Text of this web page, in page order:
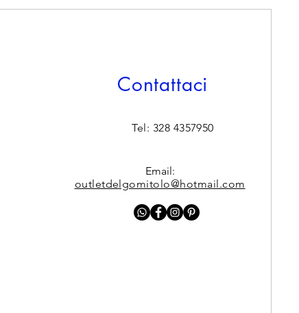
Contattaci
Tel: 328 4357950
Email:
outletdelgomitolo@hotmail.com